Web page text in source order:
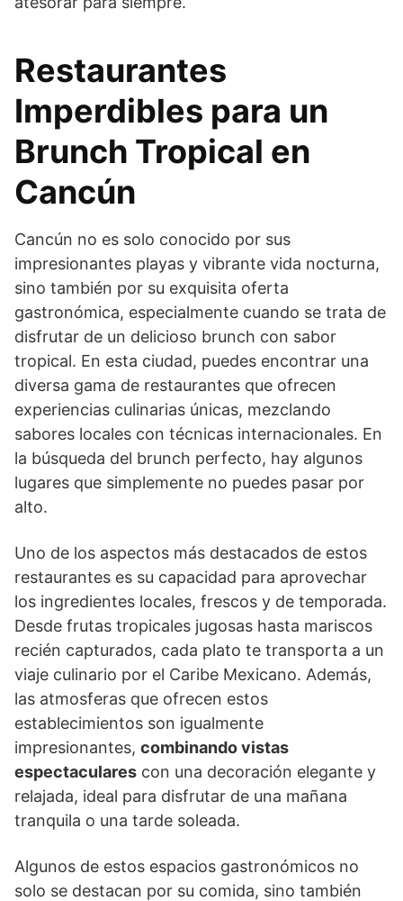
Restaurantes
Imperdibles para un
Brunch Tropical en
Cancún
Cancún no es solo conocido por sus
impresionantes playas y vibrante vida nocturna,
sino también por su exquisita oferta
gastronómica, especialmente cuando se trata de
disfrutar de un delicioso brunch con sabor
tropical. En esta ciudad, puedes encontrar una
diversa gama de restaurantes que ofrecen
experiencias culinarias únicas, mezclando
sabores locales con técnicas internacionales. En
la búsqueda del brunch perfecto, hay algunos
lugares que simplemente no puedes pasar por
alto.
Uno de los aspectos más destacados de estos
restaurantes es su capacidad para aprovechar
los ingredientes locales, frescos y de temporada.
Desde frutas tropicales jugosas hasta mariscos
recién capturados, cada plato te transporta a un
viaje culinario por el Caribe Mexicano. Además,
las atmosferas que ofrecen estos
establecimientos son igualmente
impresionantes, combinando vistas
espectaculares con una decoración elegante y
relajada, ideal para disfrutar de una mañana
tranquila o una tarde soleada.
Algunos de estos espacios gastronómicos no
solo se destacan por su comida, sino también